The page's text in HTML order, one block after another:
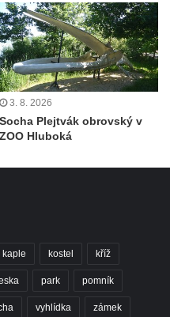
Lípě
Pravčické
Floriána
Duchcově
Janově
3. 8. 2026
Socha Plejtvák obrovský v
ZOO Hluboká
kaple kostel kříž
park pomník
vyhlídka zámek